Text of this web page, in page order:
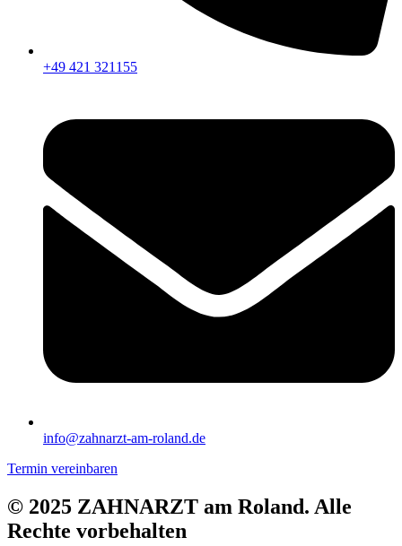
+49 421 321155
info@zahnarzt-am-roland.de
Termin vereinbaren
© 2025 ZAHNARZT am Roland. Alle
Rechte vorbehalten